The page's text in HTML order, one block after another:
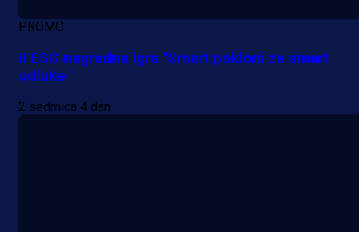
PROMO
II ESG nagradna igra "Smart pokloni za smart
odluke"
2 sedmica 4 dan